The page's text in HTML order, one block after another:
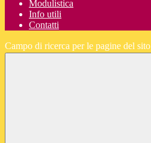
Modulistica
Info utili
Contatti
Campo di ricerca per le pagine del sito